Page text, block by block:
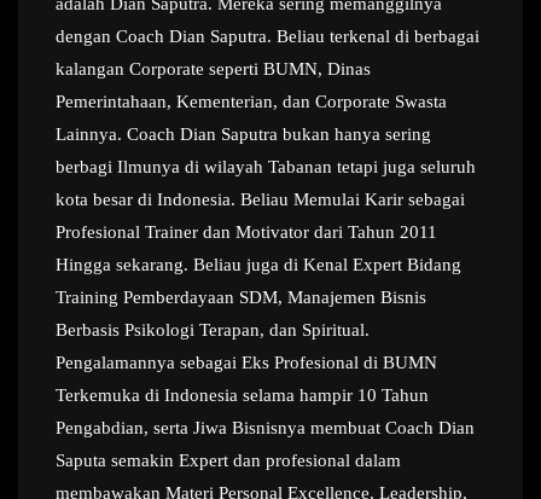
dengan Coach Dian Saputra. Beliau terkenal di berbagai
kalangan Corporate seperti BUMN, Dinas
Pemerintahaan, Kementerian, dan Corporate Swasta
Lainnya. Coach Dian Saputra bukan hanya sering
berbagi Ilmunya di wilayah Tabanan tetapi juga seluruh
kota besar di Indonesia. Beliau Memulai Karir sebagai
Profesional Trainer dan Motivator dari Tahun 2011
Hingga sekarang. Beliau juga di Kenal Expert Bidang
Training Pemberdayaan SDM, Manajemen Bisnis
Berbasis Psikologi Terapan, dan Spiritual.
Pengalamannya sebagai Eks Profesional di BUMN
Terkemuka di Indonesia selama hampir 10 Tahun
Pengabdian, serta Jiwa Bisnisnya membuat Coach Dian
Saputa semakin Expert dan profesional dalam
membawakan Materi Personal Excellence, Leadership,